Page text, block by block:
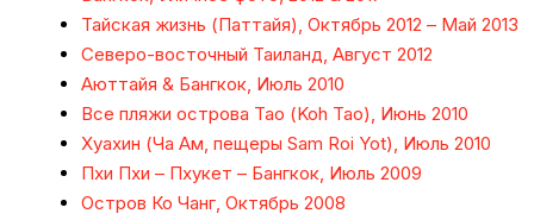
Тайская жизнь (Паттайя), Октябрь 2012 – Май 2013
Северо-восточный Таиланд, Август 2012
Аюттайя & Бангкок, Июль 2010
Все пляжи острова Тао (Koh Tao), Июнь 2010
Хуахин (Ча Ам, пещеры Sam Roi Yot), Июль 2010
Пхи Пхи – Пхукет – Бангкок, Июль 2009
Остров Ко Чанг, Октябрь 2008